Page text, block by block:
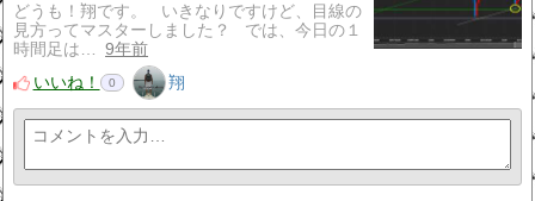
どうも！翔です。 いきなりですけど、目線の
見方ってマスターしました？ では、今日の１
時間足は…
9年前
いいね！
0 翔